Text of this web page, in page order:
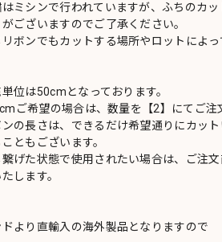
ミシンで行われていますが、ふちのカ
ございますのでご了承ください。
リボンでもカットする場所やロットによ
位は50cmとなっております。
ご希望の場合は、数量を【2】にてご注
ンの長さは、できるだけ希望通りにカッ
ともございます。
繋げた状態で使用されたい場合は、ご注
します。
ドより直輸入の海外製品となりますので